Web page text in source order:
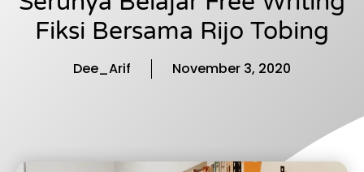
Fiksi Bersama Rijo Tobing
Dee_Arif November 3, 2020